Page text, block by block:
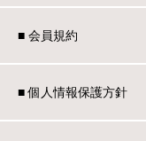
■ 会員規約
■ 個人情報保護方針